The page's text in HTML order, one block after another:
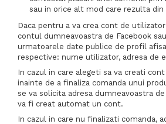
sau in orice alt mod care rezulta
Daca pentru a va crea cont de
contul dumneavoastra de Facebook
urmatoarele date publice de profil
respective: nume utilizator, adresa de
In cazul in care alegeti sa va creati
inainte de a finaliza comanda unui
se va solicita adresa dumneavoastra
va fi creat automat un cont.
In cazul in care nu finalizati comanda,